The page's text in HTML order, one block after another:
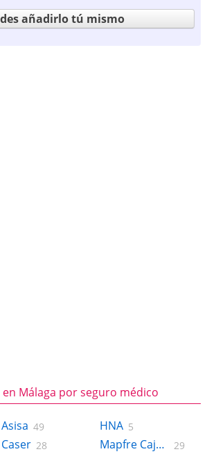
añadirlo tú mismo
Málaga por seguro médico
Asisa 49
Caser 28
HNA 5
Mapfre Caja Salud 29